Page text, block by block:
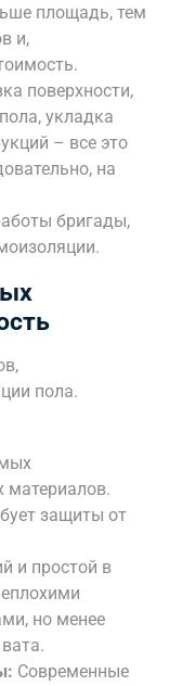
площадь, тем
и,
поверхности,
укладка
– все это
на
бригады,
пола.
материалов.
защиты от
и простой в
но менее
Современные